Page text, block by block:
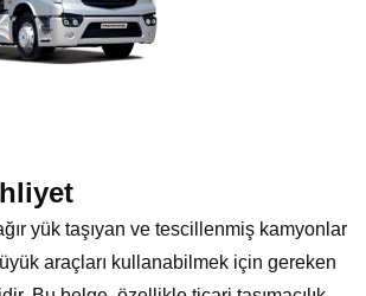
yük taşıyan ve tescillenmiş kamyonlar
araçları kullanabilmek için gereken